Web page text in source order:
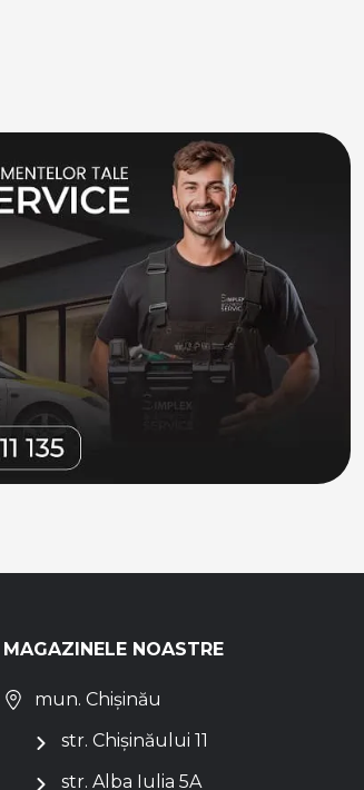
MAGAZINELE NOASTRE
mun. Chișinău
str. Chișinăului 11
str. Alba Iulia 5A